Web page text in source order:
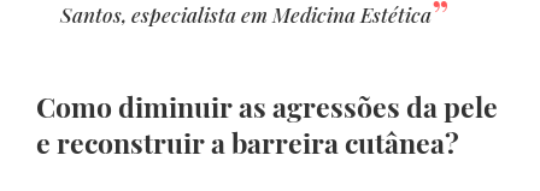
Santos, especialista em Medicina Estética
Como diminuir as agressões da pele
e reconstruir a barreira cutânea?